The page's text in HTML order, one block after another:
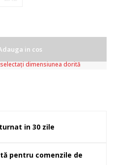
in cos
dimensiunea dorită
in 30 zile
pentru comenzile de